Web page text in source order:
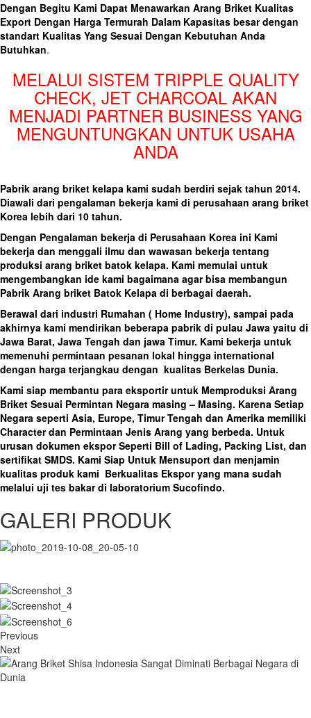
Dengan Begitu Kami Dapat Menawarkan Arang Briket Kualitas
Export Dengan Harga Termurah Dalam Kapasitas besar dengan
standart Kualitas Yang Sesuai Dengan Kebutuhan Anda
Butuhkan.
MELALUI SISTEM TRIPPLE QUALITY
CHECK, JET CHARCOAL AKAN
MENJADI PARTNER BUSINESS YANG
MENGUNTUNGKAN UNTUK USAHA
ANDA
Pabrik arang briket kelapa kami sudah berdiri sejak tahun 2014.
Diawali dari pengalaman bekerja kami di perusahaan arang briket
Korea lebih dari 10 tahun.
Dengan Pengalaman bekerja di Perusahaan Korea ini Kami
bekerja dan menggali ilmu dan wawasan bekerja tentang
produksi arang briket batok kelapa. Kami memulai untuk
mengembangkan ide kami bagaimana agar bisa membangun
Pabrik Arang briket Batok Kelapa di berbagai daerah.
Berawal dari industri Rumahan ( Home Industry), sampai pada
akhirnya kami mendirikan beberapa pabrik di pulau Jawa yaitu di
Jawa Barat, Jawa Tengah dan jawa Timur. Kami bekerja untuk
memenuhi permintaan pesanan lokal hingga international
dengan harga terjangkau dengan kualitas Berkelas Dunia.
Kami siap membantu para eksportir untuk Memproduksi Arang
Briket Sesuai Permintan Negara masing – Masing. Karena Setiap
Negara seperti Asia, Europe, Timur Tengah dan Amerika memiliki
Character dan Permintaan Jenis Arang yang berbeda. Untuk
urusan dokumen ekspor Seperti Bill of Lading, Packing List, dan
sertifikat SMDS. Kami Siap Untuk Mensuport dan menjamin
kualitas produk kami Berkualitas Ekspor yang mana sudah
melalui uji tes bakar di laboratorium Sucofindo.
GALERI PRODUK
Previous
Next